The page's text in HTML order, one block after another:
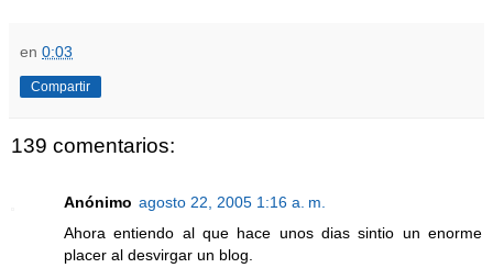
en 0:03
Compartir
139 comentarios:
Anónimo agosto 22, 2005 1:16 a. m.
Ahora entiendo al que hace unos dias sintio un enorme
placer al desvirgar un blog.